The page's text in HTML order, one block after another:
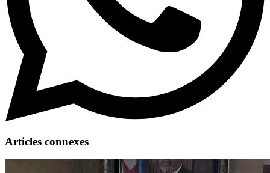
Articles connexes